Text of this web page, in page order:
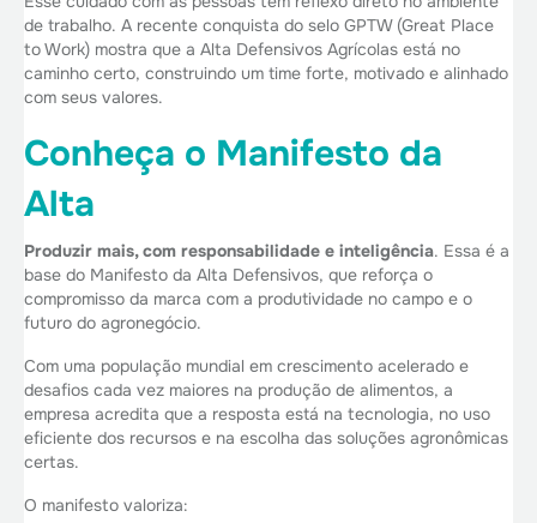
de trabalho. A recente conquista do selo GPTW (Great Place
to Work) mostra que a Alta Defensivos Agrícolas está no
caminho certo, construindo um time forte, motivado e alinhado
com seus valores.
Conheça o Manifesto da
Alta
Produzir mais, com responsabilidade e inteligência. Essa é a
base do Manifesto da Alta Defensivos, que reforça o
compromisso da marca com a produtividade no campo e o
futuro do agronegócio.
Com uma população mundial em crescimento acelerado e
desafios cada vez maiores na produção de alimentos, a
empresa acredita que a resposta está na tecnologia, no uso
eficiente dos recursos e na escolha das soluções agronômicas
certas.
O manifesto valoriza: